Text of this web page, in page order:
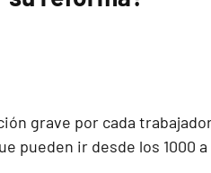
grave por cada
pueden ir desde los 1000 a